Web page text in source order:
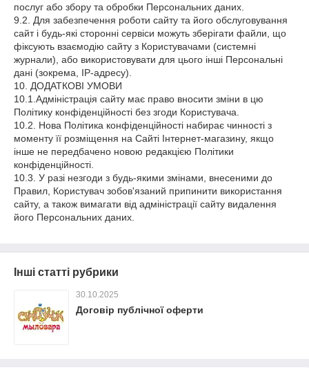
послуг або збору та обробки Персональних даних.
9.2. Для забезпечення роботи сайту та його обслуговування
сайт і будь-які сторонні сервіси можуть зберігати файли, що
фіксують взаємодію сайту з Користувачами (системні
журнали), або використовувати для цього інші Персональні
дані (зокрема, IP-адресу).
10. ДОДАТКОВІ УМОВИ
10.1.Адміністрація сайту має право вносити зміни в цю
Політику конфіденційності без згоди Користувача.
10.2. Нова Політика конфіденційності набирає чинності з
моменту її розміщення на Сайті Інтернет-магазину, якщо
інше не передбачено новою редакцією Політики
конфіденційності.
10.3. У разі незгоди з будь-якими змінами, внесеними до
Правил, Користувач зобов'язаний припинити використання
сайту, а також вимагати від адміністрації сайту видалення
його Персональних даних.
Інші статті рубрики
30.10.2025
Договір публічної оферти